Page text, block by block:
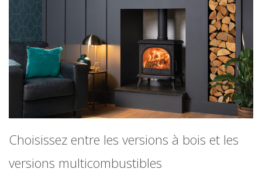
Choisissez entre les versions à bois et les
versions multicombustibles